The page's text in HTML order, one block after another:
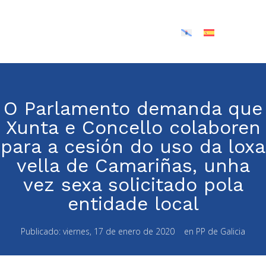
O Parlamento demanda que
Xunta e Concello colaboren
para a cesión do uso da loxa
vella de Camariñas, unha
vez sexa solicitado pola
entidade local
Publicado: viernes, 17 de enero de 2020 en PP de Galicia